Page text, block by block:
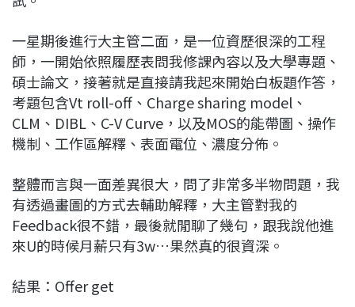
一星期後進行大主管二面，是一位資歷很深的工程
師，一開始依照履歷表問我修課內容以及大學專題、
碩士論文，接著就是直接請我起來開始白板題作答，
考題包含Vt roll-off、Charge sharing model、
CLM、DIBL、C-V Curve，以及MOS的能帶圖、操作
機制、工作區解釋、表面電位、濃度分佈。
整體而言與一面差異很大，問了非常多半物問題，我
有透過畫圖的方式去輔助解釋，大主管對我的
Feedback很不錯，最後就閒聊了幾句，跟我說他進
來U的時候月薪只有3w…果然真的很資深。
結果：Offer get